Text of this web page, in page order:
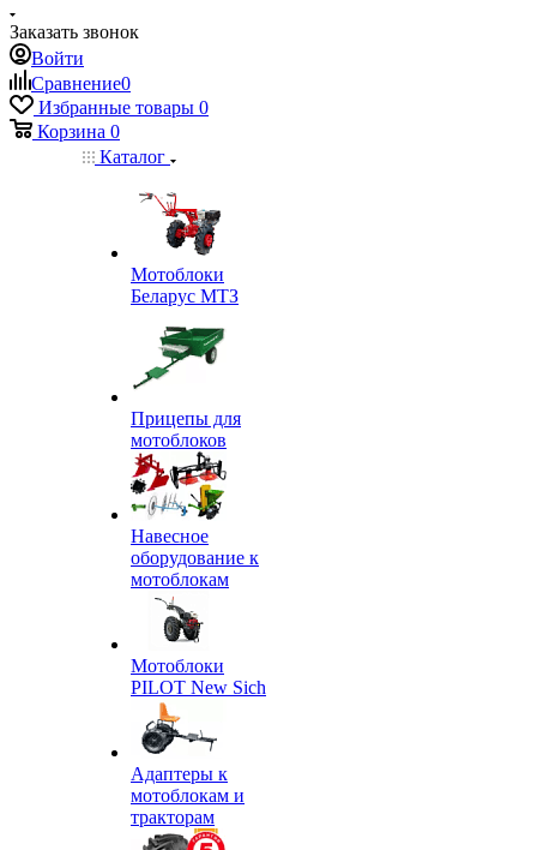
Заказать звонок
Войти
Сравнение0
Избранные товары 0
Корзина 0
Каталог
Мотоблоки
Беларус МТЗ
Прицепы для
мотоблоков
Навесное
оборудование к
мотоблокам
Мотоблоки
PILOT New Sich
Адаптеры к
мотоблокам и
тракторам